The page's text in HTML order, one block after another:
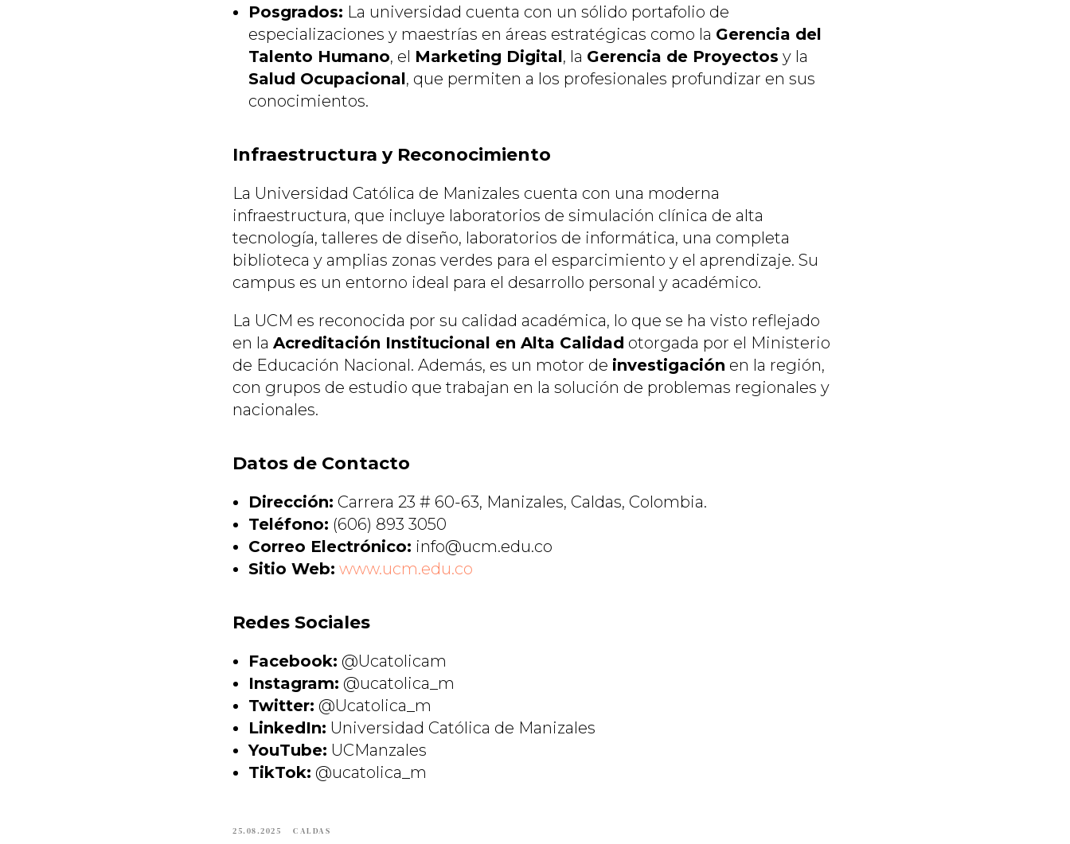
Posgrados: La universidad cuenta con un sólido portafolio de
especializaciones y maestrías en áreas estratégicas como la Gerencia del
Talento Humano, el Marketing Digital, la Gerencia de Proyectos y la
Salud Ocupacional, que permiten a los profesionales profundizar en sus
conocimientos.
Infraestructura y Reconocimiento
La Universidad Católica de Manizales cuenta con una moderna
infraestructura, que incluye laboratorios de simulación clínica de alta
tecnología, talleres de diseño, laboratorios de informática, una completa
biblioteca y amplias zonas verdes para el esparcimiento y el aprendizaje. Su
campus es un entorno ideal para el desarrollo personal y académico.
La UCM es reconocida por su calidad académica, lo que se ha visto reflejado
en la Acreditación Institucional en Alta Calidad otorgada por el Ministerio
de Educación Nacional. Además, es un motor de investigación en la región,
con grupos de estudio que trabajan en la solución de problemas regionales y
nacionales.
Datos de Contacto
Dirección: Carrera 23 # 60-63, Manizales, Caldas, Colombia.
Teléfono: (606) 893 3050
Correo Electrónico: info@ucm.edu.co
Sitio Web: www.ucm.edu.co
Redes Sociales
Facebook: @Ucatolicam
Instagram: @ucatolica_m
Twitter: @Ucatolica_m
LinkedIn: Universidad Católica de Manizales
YouTube: UCManzales
TikTok: @ucatolica_m
25.08.2025 CALDAS